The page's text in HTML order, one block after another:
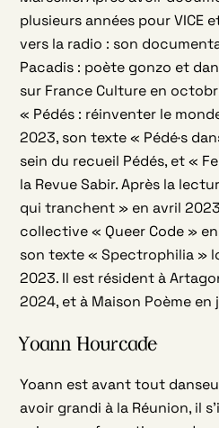
plusieurs années pour VICE
vers la radio : son
Pacadis : poète gonzo et
sur France Culture en
« Pédés : réinventer le
2023, son texte « Pédé·s
sein du recueil Pédés, et «
la Revue Sabir. Après la
qui tranchent » en avril
collective « Queer Code »
son texte « Spectrophilia »
2023. Il est résident à
2024, et à Maison Poème en
Yoann Hourcade
Yoann est avant tout
avoir grandi à la Réunion, il